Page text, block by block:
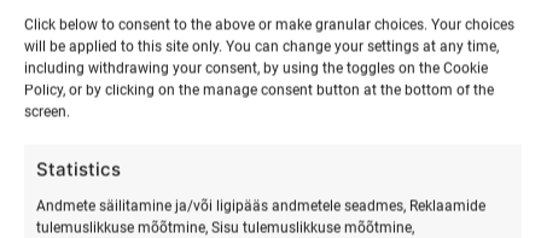
Click below to consent to the above or make granular choices. Your choices
will be applied to this site only. You can change your settings at any time,
including withdrawing your consent, by using the toggles on the Cookie
Policy, or by clicking on the manage consent button at the bottom of the
screen.
Statistics
Andmete säilitamine ja/või ligipääs andmetele seadmes, Reklaamide
tulemuslikkuse mõõtmine, Sisu tulemuslikkuse mõõtmine,
Ööbimine
Jaanipäev
Ranna
kogus